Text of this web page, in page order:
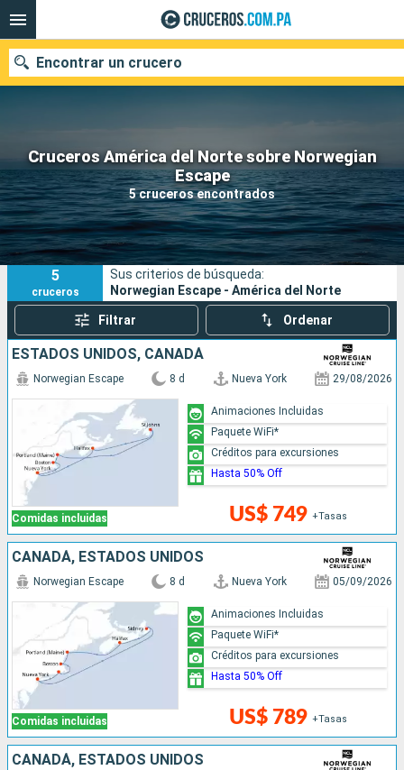
Cruceros América del Norte sobre Norwegian
Escape
5 cruceros encontrados
Encontrar un crucero
Nuestros destinos
Fecha de salida
Puertos Compañías
Buscar
5
cruceros
Sus criterios de búsqueda:
Norwegian Escape - América del Norte
Filtrar Ordenar
ESTADOS UNIDOS, CANADÁ
Comidas incluidas
Norwegian Escape 8 d Nueva York 29/08/2026
US$ 749 +Tasas
Animaciones Incluidas
Paquete WiFi*
Créditos para excursiones
Hasta 50% Off
CANADÁ, ESTADOS UNIDOS
Comidas incluidas
Norwegian Escape 8 d Nueva York 05/09/2026
US$ 789 +Tasas
Animaciones Incluidas
Paquete WiFi*
Créditos para excursiones
Hasta 50% Off
CANADÁ, ESTADOS UNIDOS